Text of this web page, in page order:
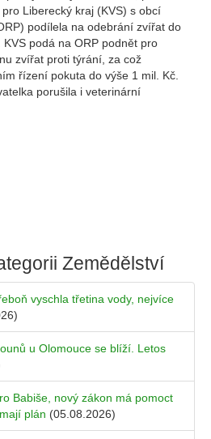
Liberecký kraj (KVS) s obcí
podílela na odebrání zvířat do
podá na ORP podnět pro
zvířat proti týrání, za což
řízení pokuta do výše 1 mil. Kč.
porušila i veterinární
Zemědělství
vyschla třetina vody, nejvíce
u Olomouce se blíží. Letos
Babiše, nový zákon má pomoct
plán (05.08.2026)